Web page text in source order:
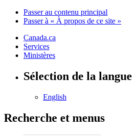
Passer au contenu principal
Passer à « À propos de ce site »
Canada.ca
Services
Ministères
Sélection de la langue
English
Recherche et menus